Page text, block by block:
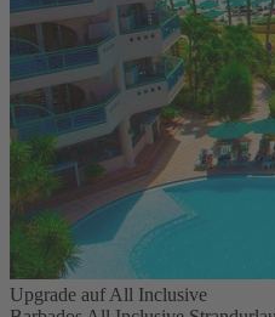
Upgrade auf All Inclusive